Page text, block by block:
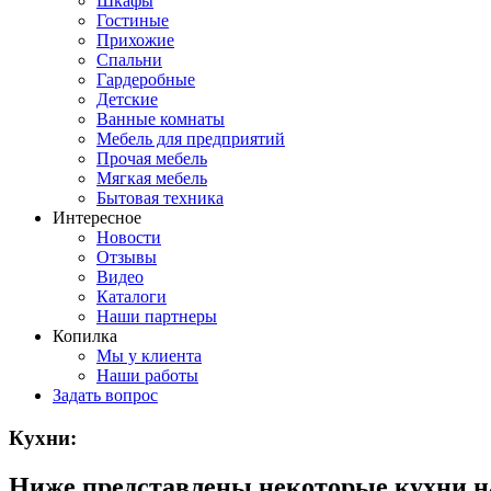
Гостиные
Прихожие
Спальни
Гардеробные
Детские
Ванные комнаты
Мебель для предприятий
Прочая мебель
Мягкая мебель
Бытовая техника
Интересное
Новости
Отзывы
Видео
Каталоги
Наши партнеры
Копилка
Мы у клиента
Наши работы
Задать вопрос
Кухни: